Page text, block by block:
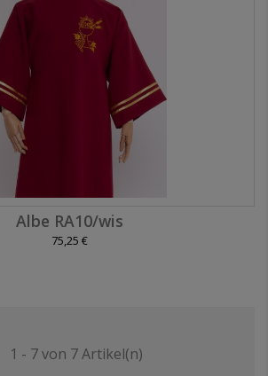
Albe RA10/wis
75,25 €
1 - 7 von 7 Artikel(n)